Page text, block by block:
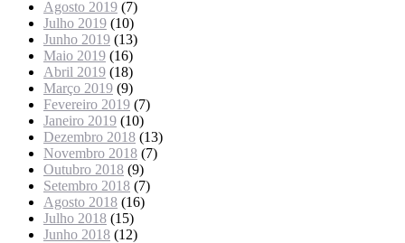
Agosto 2019 (7)
Julho 2019 (10)
Junho 2019 (13)
Maio 2019 (16)
Abril 2019 (18)
Março 2019 (9)
Fevereiro 2019 (7)
Janeiro 2019 (10)
Dezembro 2018 (13)
Novembro 2018 (7)
Outubro 2018 (9)
Setembro 2018 (7)
Agosto 2018 (16)
Julho 2018 (15)
Junho 2018 (12)